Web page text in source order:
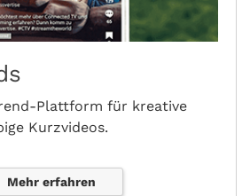
Plattform für kreative
Kurzvideos.
Mehr erfahren